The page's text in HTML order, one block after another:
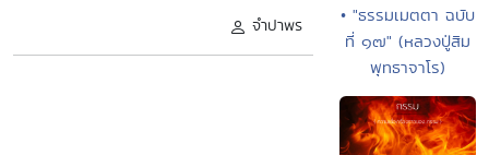
จำปาพร
• "ธรรมเมตตา ฉบับ
ที่ ๑๗" (หลวงปู่สิม
พุทธาจาโร)